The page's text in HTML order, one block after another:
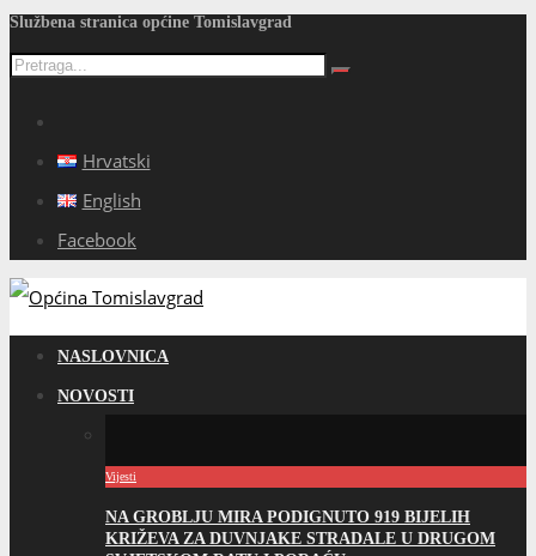
Službena stranica općine Tomislavgrad
Hrvatski
English
Facebook
NASLOVNICA
NOVOSTI
Vijesti
NA GROBLJU MIRA PODIGNUTO 919 BIJELIH
KRIŽEVA ZA DUVNJAKE STRADALE U DRUGOM